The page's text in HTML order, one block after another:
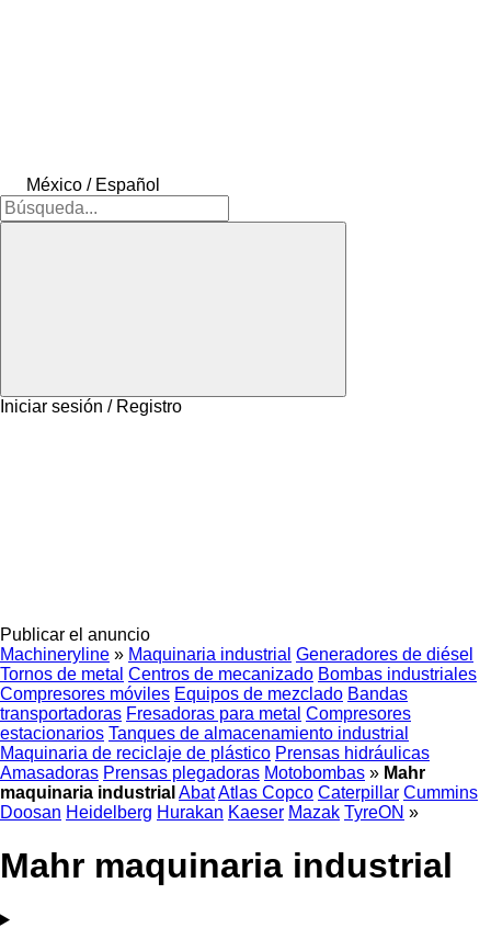
México / Español
Iniciar sesión / Registro
Publicar el anuncio
Machineryline » Maquinaria industrial Generadores de diésel
Tornos de metal Centros de mecanizado Bombas industriales
Compresores móviles Equipos de mezclado Bandas
transportadoras Fresadoras para metal Compresores
estacionarios Tanques de almacenamiento industrial
Maquinaria de reciclaje de plástico Prensas hidráulicas
Amasadoras Prensas plegadoras Motobombas » Mahr
maquinaria industrial AbatAtlas Copco Caterpillar Cummins
Doosan Heidelberg Hurakan Kaeser Mazak TyreON »
Mahr maquinaria industrial